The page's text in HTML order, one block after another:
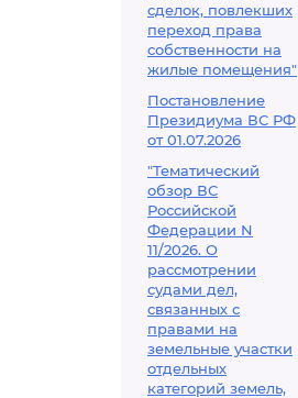
сделок, повлекших
переход права
собственности на
жилые помещения"
Постановление
Президиума ВС РФ
от 01.07.2026
"Тематический
обзор ВС
Российской
Федерации N
11/2026. О
рассмотрении
судами дел,
связанных с
правами на
земельные участки
отдельных
категорий земель,